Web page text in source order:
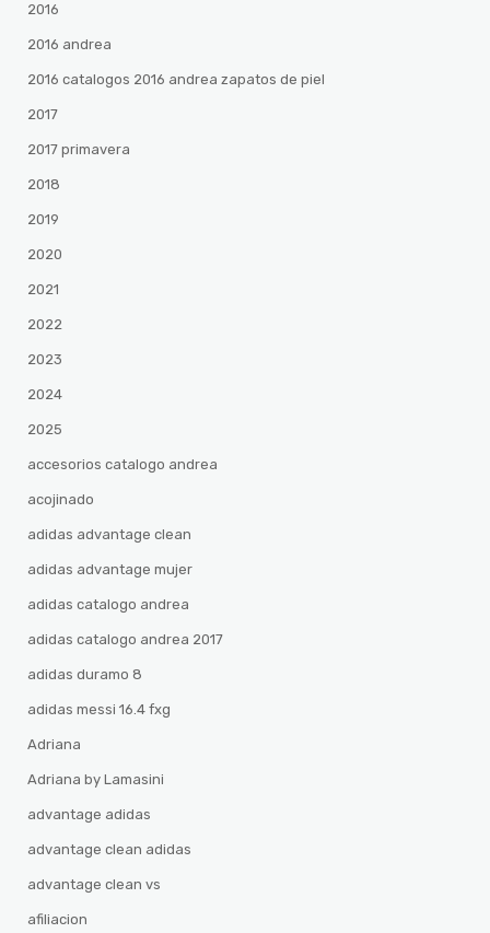
2016
2016 andrea
2016 catalogos 2016 andrea zapatos de piel
2017
2017 primavera
2018
2019
2020
2021
2022
2023
2024
2025
accesorios catalogo andrea
acojinado
adidas advantage clean
adidas advantage mujer
adidas catalogo andrea
adidas catalogo andrea 2017
adidas duramo 8
adidas messi 16.4 fxg
Adriana
Adriana by Lamasini
advantage adidas
advantage clean adidas
advantage clean vs
afiliacion